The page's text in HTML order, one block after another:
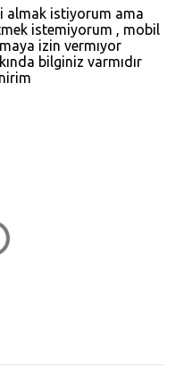
almak istiyorum ama
istemiyorum , mobil
izin vermıyor
bilginiz varmıdır